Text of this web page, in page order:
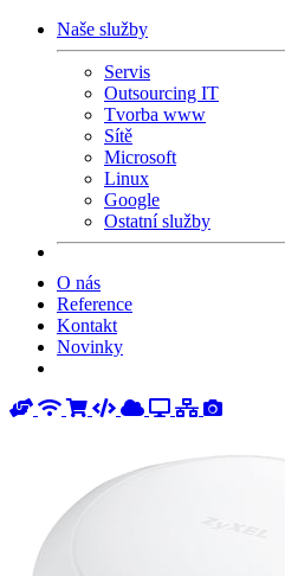
Naše služby
Servis
Outsourcing IT
Tvorba www
Sítě
Microsoft
Linux
Google
Ostatní služby
O nás
Reference
Kontakt
Novinky